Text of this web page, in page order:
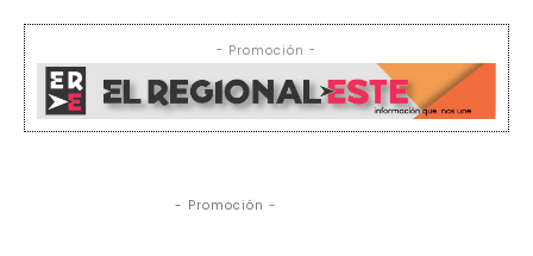
- Promoción -
- Promoción -